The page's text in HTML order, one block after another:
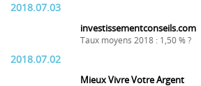
2018.07.03
investissementconseils.com
Taux moyens 2018 : 1,50 % ?
2018.07.02
Mieux Vivre Votre Argent